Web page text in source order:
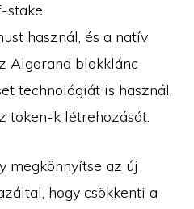
stake
használ, és a natív
Algorand blokklánc
technológiát is használ,
token-k létrehozását.
megkönnyítse az új
hogy csökkenti a